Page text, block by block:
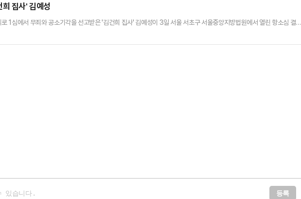
집사' 김예성
1심에서 무죄와 공소기각을 선고받은 '김건희 집사' 김예성이 3일 서울 서초구 서울중앙지방법원에서 열린 항소심 결심